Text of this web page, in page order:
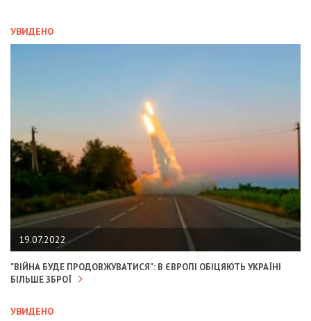
УВИДЕНО
19.07.2022
"ВІЙНА БУДЕ ПРОДОВЖУВАТИСЯ": В ЄВРОПІ ОБІЦЯЮТЬ УКРАЇНІ
БІЛЬШЕ ЗБРОЇ
УВИДЕНО